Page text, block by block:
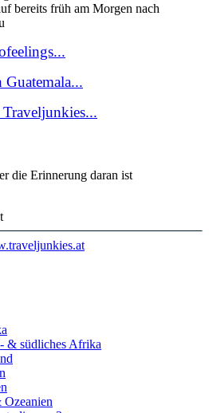
bereits früh am Morgen nach
Guatemala...
Traveljunkies...
die Erinnerung daran ist
& südliches Afrika